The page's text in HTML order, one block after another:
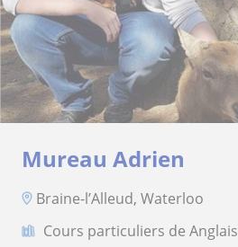
Mureau Adrien
Braine-l’Alleud, Waterloo
Cours particuliers de Anglais